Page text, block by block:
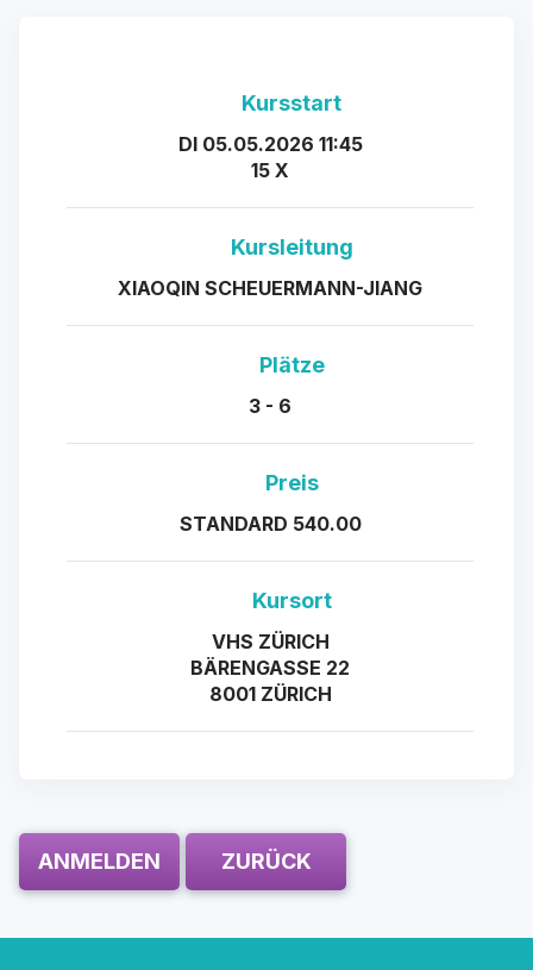
Kursstart
DI 05.05.2026 11:45
15 X
Kursleitung
XIAOQIN SCHEUERMANN-JIANG
Plätze
3 - 6
Preis
STANDARD 540.00
Kursort
VHS ZÜRICH
BÄRENGASSE 22
8001 ZÜRICH
ANMELDEN ZURÜCK